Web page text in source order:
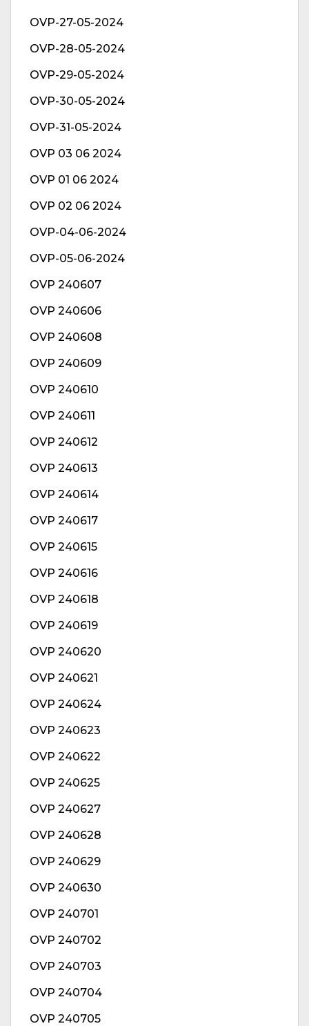
OVP-27-05-2024
OVP-28-05-2024
OVP-29-05-2024
OVP-30-05-2024
OVP-31-05-2024
OVP 03 06 2024
OVP 01 06 2024
OVP 02 06 2024
OVP-04-06-2024
OVP-05-06-2024
OVP 240607
OVP 240606
OVP 240608
OVP 240609
OVP 240610
OVP 240611
OVP 240612
OVP 240613
OVP 240614
OVP 240617
OVP 240615
OVP 240616
OVP 240618
OVP 240619
OVP 240620
OVP 240621
OVP 240624
OVP 240623
OVP 240622
OVP 240625
OVP 240627
OVP 240628
OVP 240629
OVP 240630
OVP 240701
OVP 240702
OVP 240703
OVP 240704
OVP 240705